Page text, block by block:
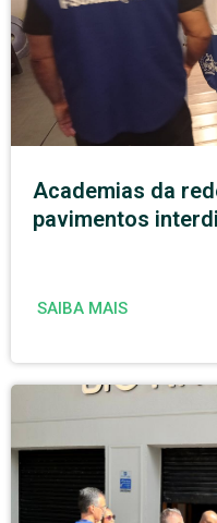
Academias da
pavimentos
SAIBA MAIS